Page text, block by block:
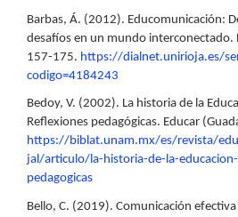
Barbas, Á. (2012). Educomunicación:
desafíos en un mundo interconectado.
157-175. https://dialnet.unirioja.es/
codigo=4184243
Bedoy, V. (2002). La historia de la
Reflexiones pedagógicas. Educar
https://biblat.unam.mx/es/revista/
jal/articulo/la-historia-de-la-
pedagogicas
Bello, C. (2019). Comunicación